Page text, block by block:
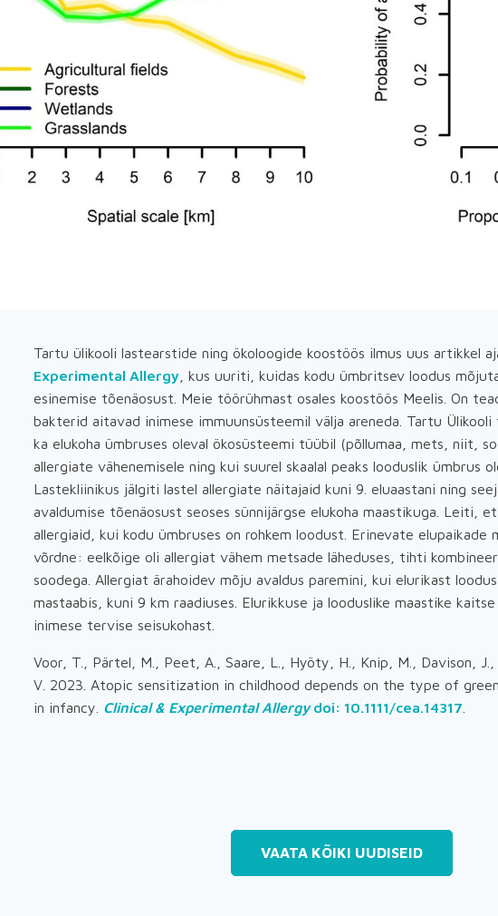
Tartu ülikooli lastearstide ning ökoloogide koostöös ilmus uus artikkel
Experimental Allergy , kus uuriti, kuidas kodu ümbritsev loodus
esinemise tõenäosust. Meie töörühmast osales koostöös Meelis. On
bakterid aitavad inimese immuunsüsteemil välja areneda. Tartu Ülikooli
ka elukoha ümbruses oleval ökosüsteemi tüübil (põllumaa, mets, niit,
allergiate vähenemisele ning kui suurel skaalal peaks looduslik ümbrus
Lastekliinikus jälgiti lastel allergiate näitajaid kuni 9. eluaastani ning
avaldumise tõenäosust seoses sünnijärgse elukoha maastikuga. Leiti,
allergiaid, kui kodu ümbruses on rohkem loodust. Erinevate elupaikade
võrdne: eelkõige oli allergiat vähem metsade läheduses, tihti
soodega. Allergiat ärahoidev mõju avaldus paremini, kui elurikast
mastaabis, kuni 9 km raadiuses. Elurikkuse ja looduslike maastike
inimese tervise seisukohast.
Voor, T., Pärtel, M., Peet, A., Saare, L., Hyöty, H., Knip, M., Davison, J.,
V. 2023. Atopic sensitization in childhood depends on the type of
in infancy. Clinical & Experimental Allergydoi: 10.1111/cea.14317
VAATA KÕIKI UUDISEID